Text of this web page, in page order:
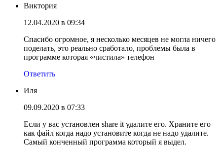
Виктория
12.04.2020 в 09:34
Спасибо огромное, я несколько месяцев не могла ничего
поделать, это реально сработало, проблемы была в
программе которая «чистила» телефон
Ответить
Иля
09.09.2020 в 07:33
Если у вас установлен share it удалите его. Храните его
как файл когда надо установите когда не надо удалите.
Самый конченный программа который я выдел.